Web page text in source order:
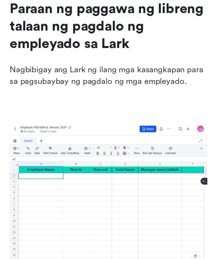
Paraan ng paggawa ng libreng
talaan ng pagdalo ng
empleyado sa Lark
Nagbibigay ang Lark ng ilang mga kasangkapan para
sa pagsubaybay ng pagdalo ng mga empleyado.